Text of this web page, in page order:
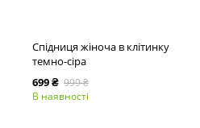
Спідниця жіноча в клітинку
темно-сіра
699 ₴ 999 ₴
В наявності